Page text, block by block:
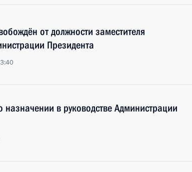
от должности заместителя
Президента
в руководстве Администрации